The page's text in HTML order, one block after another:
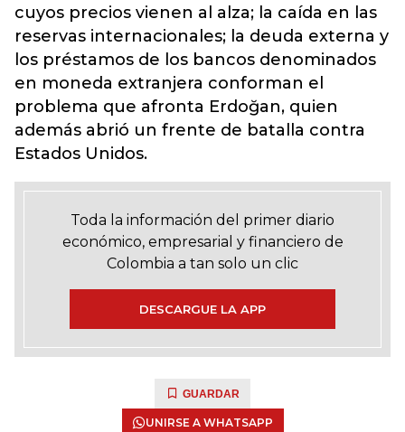
cuyos precios vienen al alza; la caída en las
reservas internacionales; la deuda externa y
los préstamos de los bancos denominados
en moneda extranjera conforman el
problema que afronta Erdoğan, quien
además abrió un frente de batalla contra
Estados Unidos.
Toda la información del primer diario
económico, empresarial y financiero de
Colombia a tan solo un clic
DESCARGUE LA APP
GUARDAR
UNIRSE A WHATSAPP